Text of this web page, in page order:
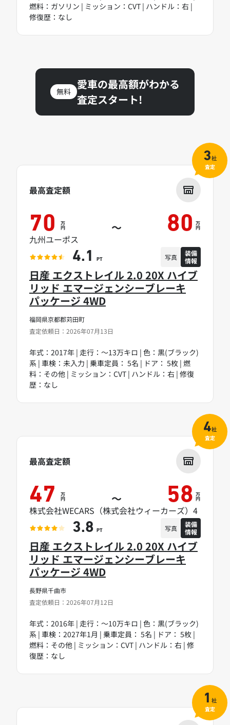
燃料：ガソリン | ミッション：CVT | ハンドル：右 |
修復歴：なし
無料
愛車の最高額がわかる
査定スタート!
福岡県京都郡苅田町
査定依頼日：2026年07月13日
日産 エクストレイル 2.0 20X ハイブ
リッド エマージェンシーブレーキ
パッケージ 4WD
年式：2017年 | 走行：～13万キロ | 色：黒(ブラック)
系 | 車検：未入力 | 乗車定員： 5名 | ドア： 5枚 | 燃
料：その他 | ミッション：CVT | ハンドル：右 | 修復
歴：なし
最高査定額
70 万
円 ～ 80 万
円
九州ユーポス
4.1 PT 写真
装備
情報
3社
査定
長野県千曲市
査定依頼日：2026年07月12日
日産 エクストレイル 2.0 20X ハイブ
リッド エマージェンシーブレーキ
パッケージ 4WD
年式：2016年 | 走行：～10万キロ | 色：黒(ブラック)
系 | 車検：2027年1月 | 乗車定員： 5名 | ドア： 5枚 |
燃料：その他 | ミッション：CVT | ハンドル：右 | 修
復歴：なし
最高査定額
47 万
円 ～ 58 万
円
株式会社WECARS（株式会社ウィーカーズ）4
3.8 PT 写真
装備
情報
4社
査定
1 社
査定